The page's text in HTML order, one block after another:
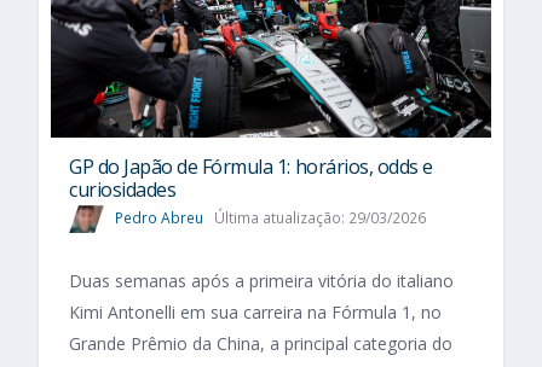
GP do Japão de Fórmula 1: horários, odds e
curiosidades
Pedro Abreu Última atualização: 29/03/2026
Duas semanas após a primeira vitória do italiano
Kimi Antonelli em sua carreira na Fórmula 1, no
Grande Prêmio da China, a principal categoria do